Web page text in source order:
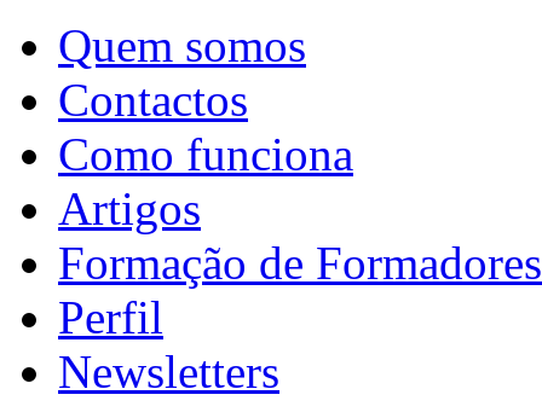
Quem somos
Contactos
Como funciona
Artigos
Formação de Formadores
Perfil
Newsletters